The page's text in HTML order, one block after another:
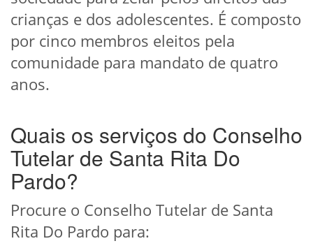
crianças e dos adolescentes. É composto
por cinco membros eleitos pela
comunidade para mandato de quatro
anos.
Quais os serviços do Conselho
Tutelar de Santa Rita Do
Pardo?
Procure o Conselho Tutelar de Santa
Rita Do Pardo para: